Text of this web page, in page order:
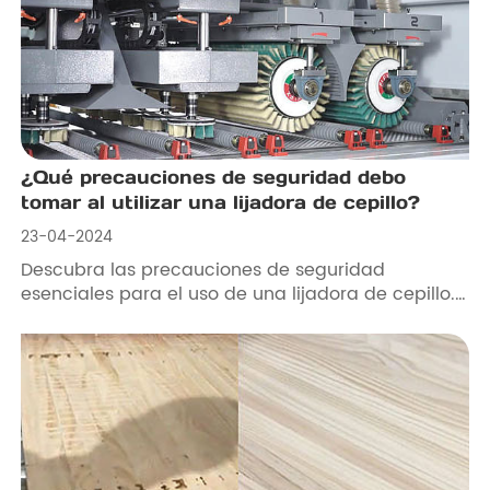
superiores!
¿Qué precauciones de seguridad debo
tomar al utilizar una lijadora de cepillo?
23-04-2024
Descubra las precauciones de seguridad
esenciales para el uso de una lijadora de cepillo.
espacio de trabajo, configuración de máquinas,
manejo del polvo y preparación para
emergencias para garantizar un trabajo de
madera seguro y eficiente. ¡Prioriza la seguridad
con nuestros consejos de expertos!